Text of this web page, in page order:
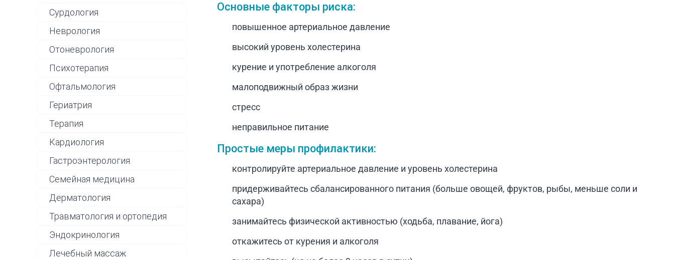
Сурдология
Неврология
Отоневрология
Психотерапия
Офтальмология
Гериатрия
Терапия
Кардиология
Гастроэнтерология
Семейная медицина
Дерматология
Травматология и ортопедия
Эндокринология
Лечебный массаж
Основные факторы риска:
повышенное артериальное давление
высокий уровень холестерина
курение и употребление алкоголя
малоподвижный образ жизни
стресс
неправильное питание
Простые меры профилактики:
контролируйте артериальное давление и уровень холестерина
придерживайтесь сбалансированного питания (больше овощей, фруктов, рыбы, меньше соли и
сахара)
занимайтесь физической активностью (ходьба, плавание, йога)
откажитесь от курения и алкоголя